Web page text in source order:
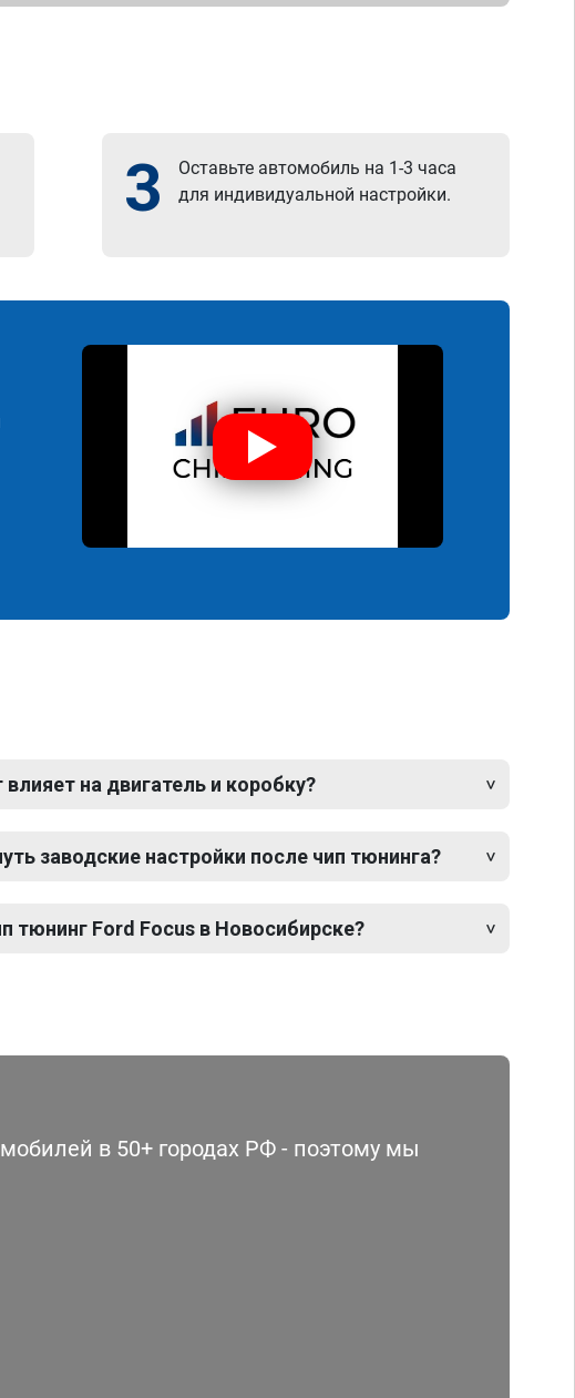
3
Оставьте автомобиль на 1-3 часа
для индивидуальной настройки.
на двигатель и коробку?
заводские настройки после чип тюнинга?
тюнинг Ford Focus в Новосибирске?
в 50+ городах РФ - поэтому мы